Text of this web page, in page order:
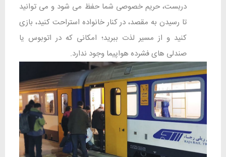
دربست، حریم خصوصی شما حفظ می شود و می توانید
تا رسیدن به مقصد، در کنار خانواده استراحت کنید، بازی
کنید و از مسیر لذت ببرید؛ امکانی که در اتوبوس یا
صندلی های فشرده هواپیما وجود ندارد.